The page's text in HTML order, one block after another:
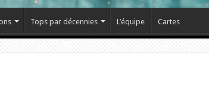
Tops par décennies L’équipe Cartes